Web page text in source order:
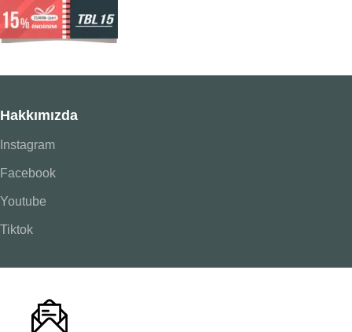
Hakkımızda
Instagram
Facebook
Youtube
Tiktok